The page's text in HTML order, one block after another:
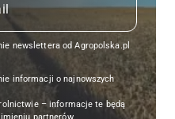
newslettera od Agropolska.pl
informacji o najnowszych
– informacje te będą
imieniu partnerów.